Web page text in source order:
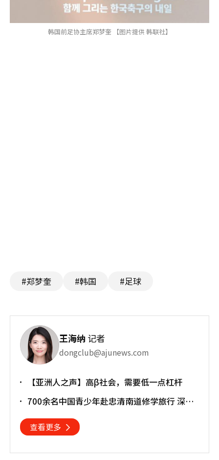
韩国前足协主席郑梦奎 【图片提供 韩联社】
#郑梦奎 #韩国 #足球
王海纳 记者
dongclub@ajunews.com
【亚洲人之声】高β社会，需要低一点杠杆
700余名中国青少年赴忠清南道修学旅行 深化
查看更多